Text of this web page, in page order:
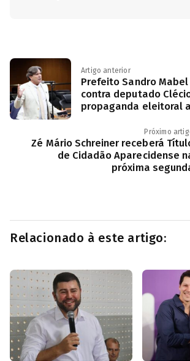
Artigo anterior
Prefeito Sandro Mabel
contra deputado
propaganda eleitoral
Próximo
Zé Mário Schreiner receberá
de Cidadão Aparecidense
próxima
Relacionado à este artigo: